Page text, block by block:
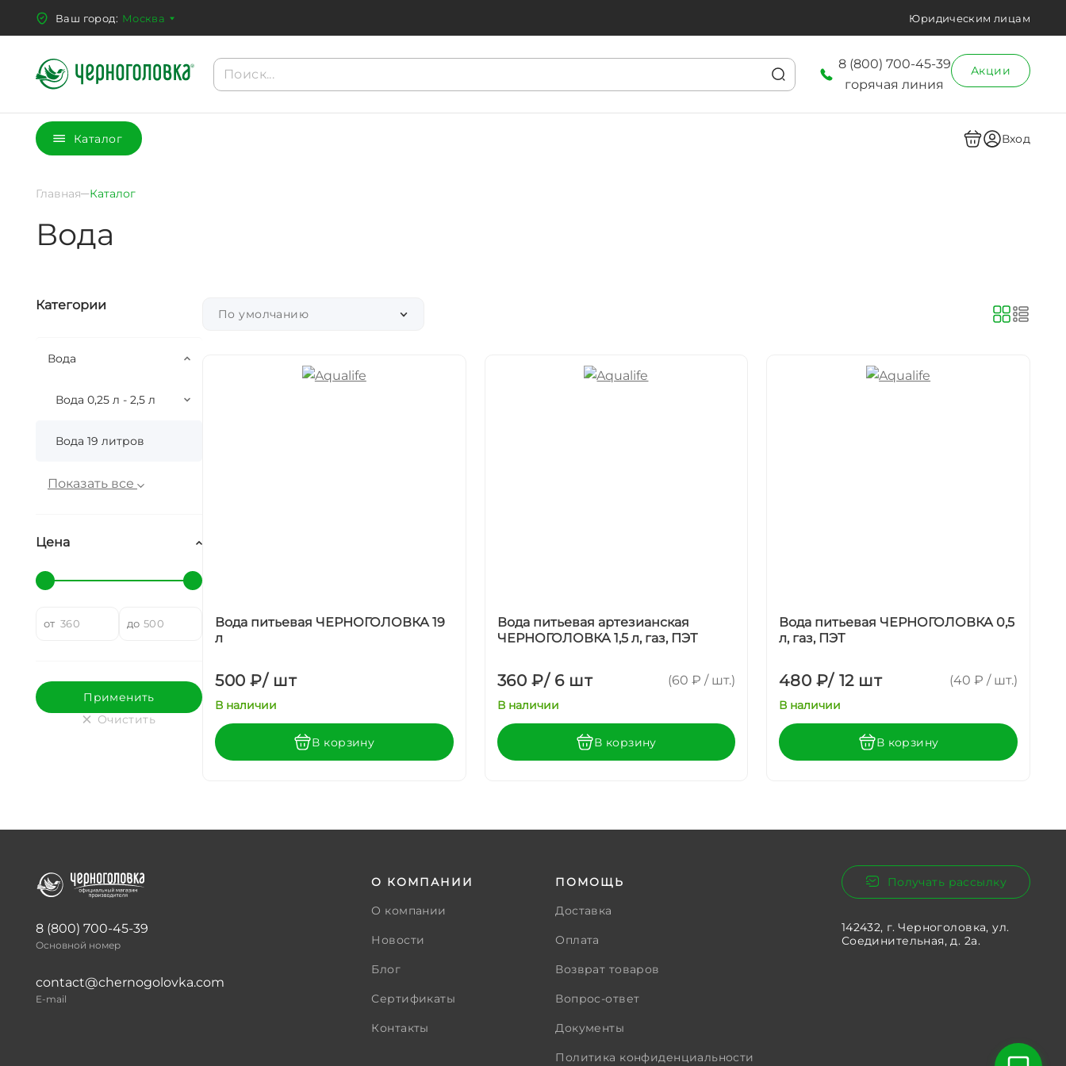
Ваш город: Москва Юридическим лицам
8 (800) 700-45-39
горячая линия
Акции
Каталог Вход
Главная Каталог
Вода
Категории
Вода
Вода 0,25 л - 2,5 л
Вода 19 литров
Показать все
Цена
от до
Очистить
По умолчанию
Вода питьевая ЧЕРНОГОЛОВКА 19
л
500 ₽/ шт
В наличии
В корзину
Вода питьевая артезианская
ЧЕРНОГОЛОВКА 1,5 л, газ, ПЭТ
360 ₽/ 6 шт (60 ₽ / шт.)
В наличии
В корзину
Вода питьевая ЧЕРНОГОЛОВКА 0,5
л, газ, ПЭТ
480 ₽/ 12 шт (40 ₽ / шт.)
В наличии
В корзину
8 (800) 700-45-39
Основной номер
contact@chernogolovka.com
E-mail
О КОМПАНИИ
О компании
Новости
Блог
Сертификаты
Контакты
ПОМОЩЬ
Доставка
Оплата
Возврат товаров
Вопрос-ответ
Документы
Политика конфиденциальности
Получать рассылку
142432, г. Черноголовка, ул.
Соединительная, д. 2а.